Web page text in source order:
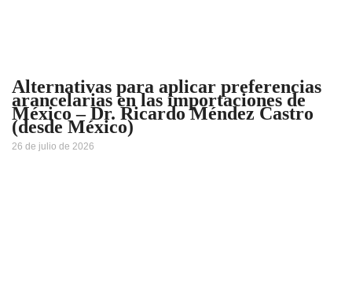
Alternativas para aplicar preferencias
arancelarias en las importaciones de
México – Dr. Ricardo Méndez Castro
(desde México)
26 de julio de 2026